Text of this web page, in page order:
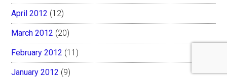
April 2012 (12)
March 2012 (20)
February 2012 (11)
January 2012 (9)